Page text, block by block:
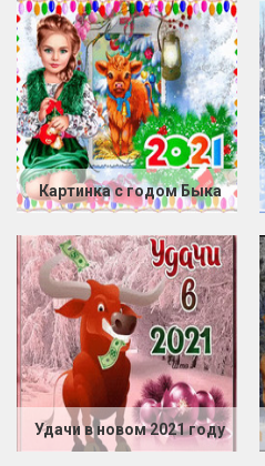
Картинка с годом Быка
Удачи в новом 2021 году